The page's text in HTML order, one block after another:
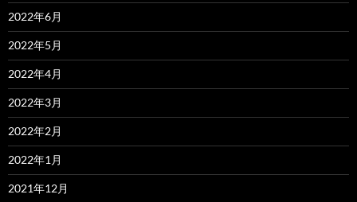
2022年6月
2022年5月
2022年4月
2022年3月
2022年2月
2022年1月
2021年12月